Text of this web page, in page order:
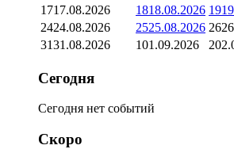
1717.08.2026 1818.08.2026 19
2424.08.2026 2525.08.2026 26
3131.08.2026 101.09.2026 2
Сегодня
Сегодня нет событий
Скоро